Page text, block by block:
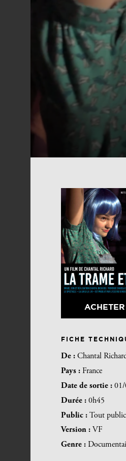
FICHE
De : Chantal
Pays : France
Date de sortie : 01/
Durée : 0h45
Public : Tout public
Version : VF
Genre :